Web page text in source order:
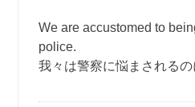
We are accustomed to
police.
我々は警察に悩まされるの